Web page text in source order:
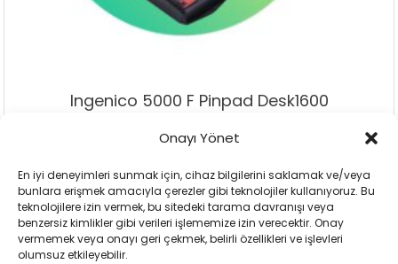
Onayı Yönet
En iyi deneyimleri sunmak için, cihaz bilgilerini saklamak ve/veya
bunlara erişmek amacıyla çerezler gibi teknolojiler kullanıyoruz. Bu
teknolojilere izin vermek, bu sitedeki tarama davranışı veya
benzersiz kimlikler gibi verileri işlememize izin verecektir. Onay
vermemek veya onayı geri çekmek, belirli özellikleri ve işlevleri
olumsuz etkileyebilir.
Ingenico 5000 F Pinpad Desk1600